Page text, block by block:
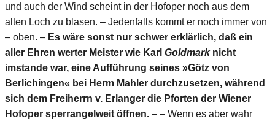
und auch der Wind scheint in der Hofoper noch aus dem
alten Loch zu blasen. – Jedenfalls kommt er noch immer von
– oben. – Es wäre sonst nur schwer erklärlich, daß ein
aller Ehren werter Meister wie Karl Goldmarknicht
imstande war, eine Aufführung seines »Götz von
Berlichingen« bei Herm Mahler durchzusetzen, während
sich dem Freiherrn v. Erlanger die Pforten der Wiener
Hofoper sperrangelweit öffnen. – – Wenn es aber wahr